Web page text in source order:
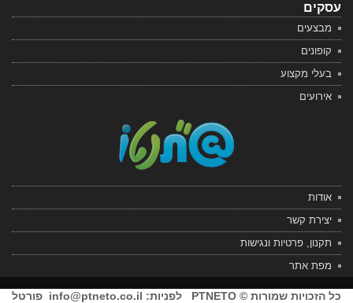
עסקים
מבצעים
קופונים
בעלי מקצוע
אירועים
אודות
יצירת קשר
תקנון, פרטיות ונגישות
מפת אתר
כל הזכויות שמורות © PTNETO לפניות: info@ptneto.co.il פורטל